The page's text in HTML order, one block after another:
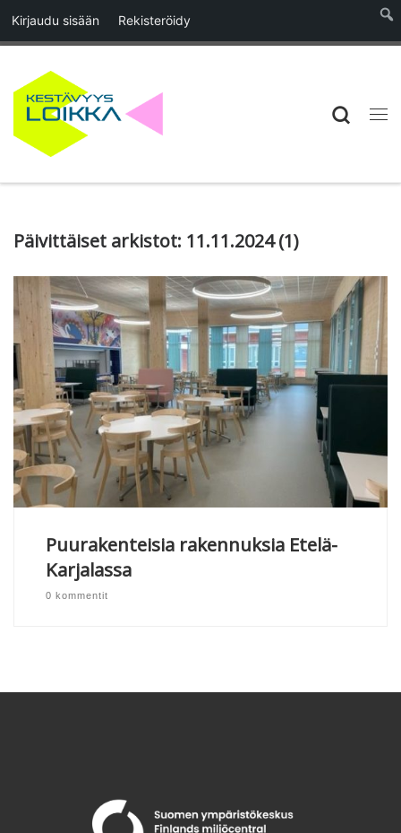
Kirjaudu sisään Rekisteröidy
Skip to content
Päivittäiset arkistot: 11.11.2024(1)
Puurakenteisia rakennuksia Etelä-
Karjalassa
0 kommentit